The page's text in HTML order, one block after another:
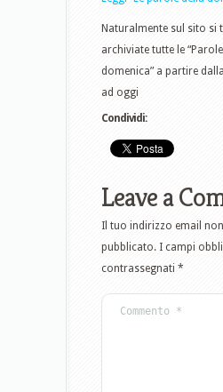
Naturalmente sul sito si
archiviate tutte le
domenica” a partire
ad oggi
Condividi:
Leave a
Il tuo indirizzo email
pubblicato. I campi
contrassegnati *